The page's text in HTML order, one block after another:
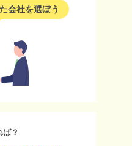
会社を選ぼう
ば？